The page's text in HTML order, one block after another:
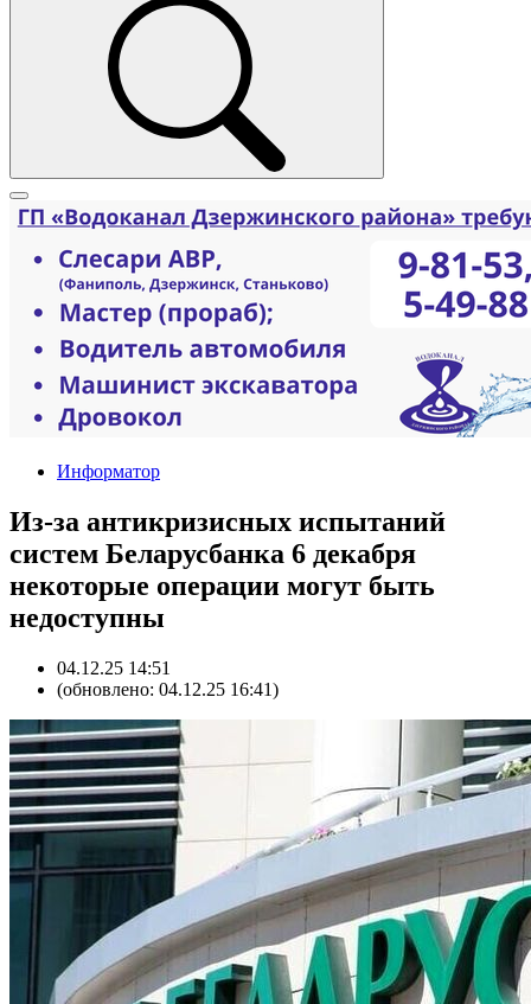
Информатор
Из-за антикризисных испытаний
систем Беларусбанка 6 декабря
некоторые операции могут быть
недоступны
04.12.25 14:51
(обновлено: 04.12.25 16:41)